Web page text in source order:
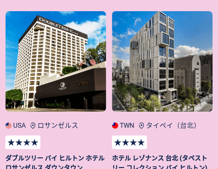
USA ロサンゼルス
★★★★
ダブルツリー バイ ヒルトン ホテル
TWN タイペイ（台北）
★★★★
ホテル レゾナンス 台北 (タペスト